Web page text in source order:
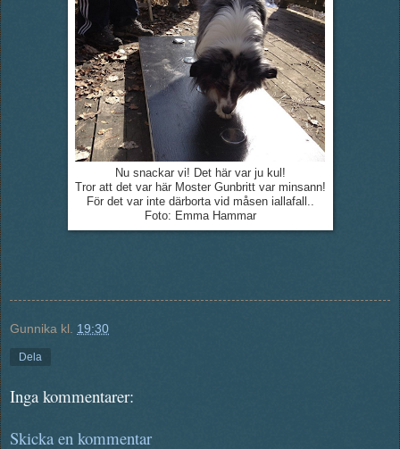
Nu snackar vi! Det här var ju kul!
Tror att det var här Moster Gunbritt var minsann!
För det var inte därborta vid måsen iallafall..
Foto: Emma Hammar
Gunnika kl. 19:30
Dela
Inga kommentarer:
Skicka en kommentar